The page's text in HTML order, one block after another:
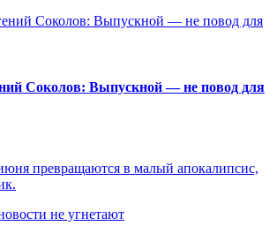
Соколов: Выпускной — не повод для
превращаются в малый апокалипсис,